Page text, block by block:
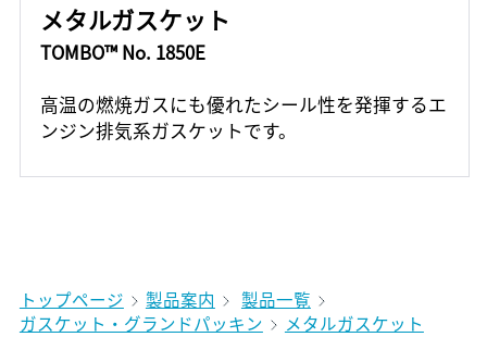
メタルガスケット
TOMBO™ No. 1850E
高温の燃焼ガスにも優れたシール性を発揮するエ
ンジン排気系ガスケットです。
トップページ 製品案内
製品一覧
ガスケット・グランドパッキン
メタルガスケット